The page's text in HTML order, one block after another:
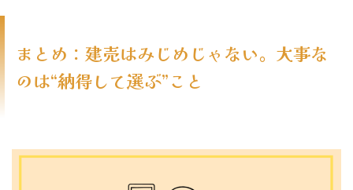
まとめ：建売はみじめじゃない。大事な
のは“納得して選ぶ”こと